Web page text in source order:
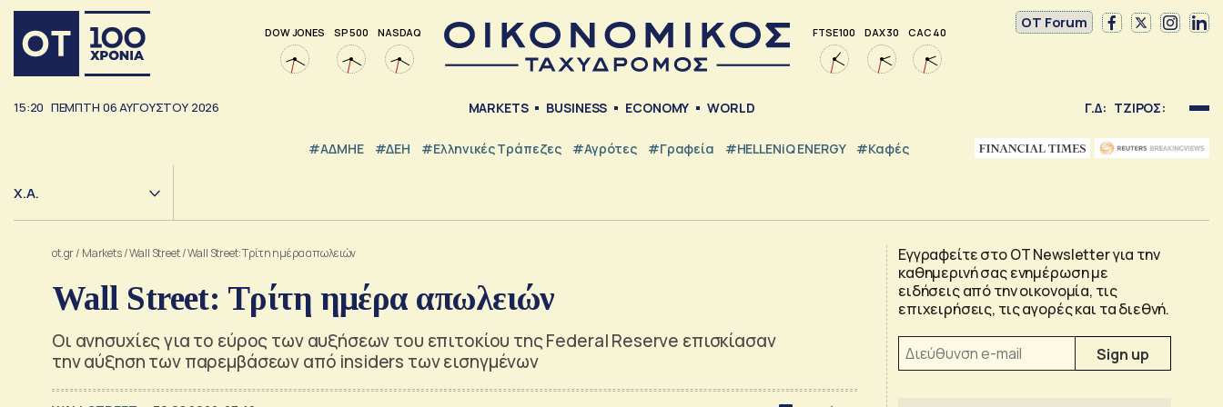
DOW JONES SP 500 NASDAQ FTSE 100 DAX 30 CAC 40
OT Forum
15:20 ΠΕΜΠΤΗ 06ΑΥΓΟΥΣΤΟΥ 2026 MARKETS BUSINESS ECONOMY WORLD Γ.Δ: ΤΖΙΡΟΣ:
#ΑΔΜΗΕ #ΔΕΗ #ελληνικές Τράπεζες #Αγρότες #Γραφεία #HELLENiQ ENERGY #καφές
Χ.Α.
ot.gr/ Markets/Wall Street/Wall Street: Τρίτη ημέρα απωλειών
Wall Street: Τρίτη ημέρα απωλειών
Οι ανησυχίες για το εύρος των αυξήσεων του επιτοκίου της Federal Reserve επισκίασαν
την αύξηση των παρεμβάσεων από insiders των εισηγμένων
Εγγραφείτε στο OT Newsletter για την
καθημερινή σας ενημέρωση με
ειδήσεις από την οικονομία, τις
επιχειρήσεις, τις αγορές και τα διεθνή.